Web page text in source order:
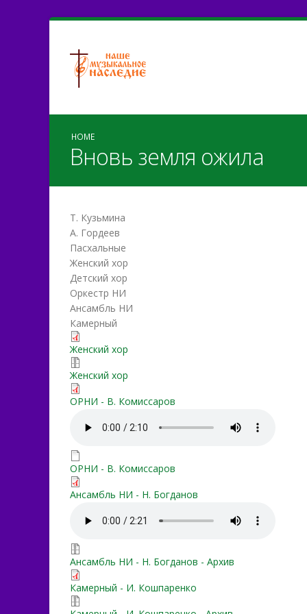
HOME
Вновь земля ожила
Т. Кузьмина
А. Гордеев
Пасхальные
Женский хор
Детский хор
Оркестр НИ
Ансамбль НИ
Камерный
Женский хор
vnovj_zemlya_ozhila_ssaa.7z
Женский хор
vnov'_zemlja_ozhila.pdf
ОРНИ - В. Комиссаров
vnov'_zemlja_ozhila.mp3
vnov'_zemlja_ozhila.rar
ОРНИ - В. Комиссаров
vnov_zemlya_ozhila_P-ra.pdf
Ансамбль НИ - Н. Богданов
vnov_zemlya_ozhila.mp3
vnov_zemlya_ozhila.7z
Ансамбль НИ - Н. Богданов - Архив
Камерный - И. Кошпаренко